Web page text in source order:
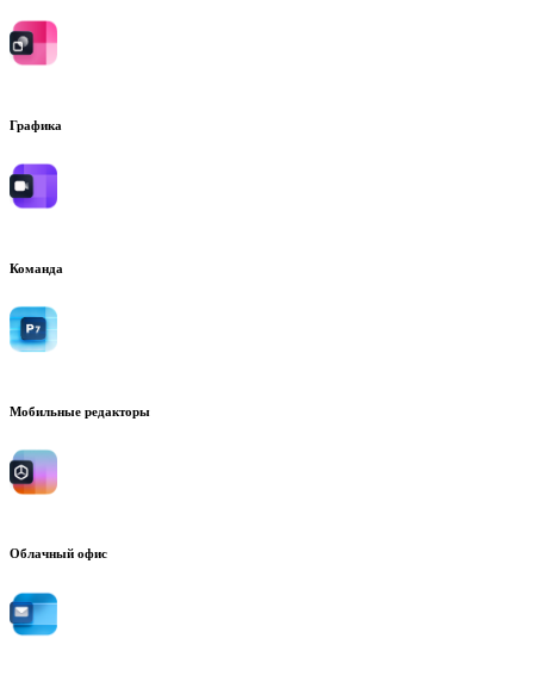
Графика
Команда
Мобильные редакторы
Облачный офис